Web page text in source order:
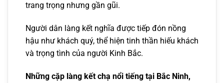
trang trọng nhưng gần gũi.
Người dân làng kết nghĩa được tiếp đón nồng
hậu như khách quý, thể hiện tinh thần hiếu khách
và trọng tình của người Kinh Bắc.
Những cặp làng kết chạ nổi tiếng tại Bắc Ninh,